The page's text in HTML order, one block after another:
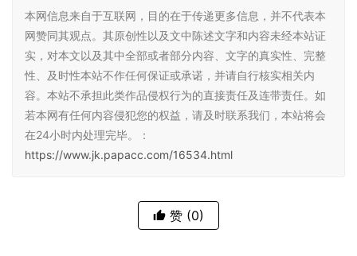
本网信息来自于互联网，目的在于传递更多信息，并不代表本
网赞同其观点。其原创性以及文中陈述文字和内容未经本站证
实，对本文以及其中全部或者部分内容、文字的真实性、完整
性、及时性本站不作任何保证或承诺，并请自行核实相关内
容。本站不承担此类作品侵权行为的直接责任及连带责任。如
若本网有任何内容侵犯您的权益，请及时联系我们，本站将会
在24小时内处理完毕。：
https://www.jk.papacc.com/16534.html
赞 (0)